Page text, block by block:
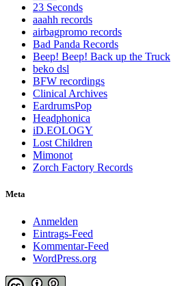
23 Seconds
aaahh records
airbagpromo records
Bad Panda Records
Beep! Beep! Back up the Truck
beko dsl
BFW recordings
Clinical Archives
EardrumsPop
Headphonica
iD.EOLOGY
Lost Children
Mimonot
Zorch Factory Records
Meta
Anmelden
Eintrags-Feed
Kommentar-Feed
WordPress.org